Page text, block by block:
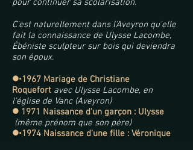
pour continuer sa scolarisation.
C'est naturellement dans l'Aveyron qu'elle
fait la connaissance de Ulysse Lacombe,
Ébéniste sculpteur sur bois qui deviendra
son époux.
l1967 Mariage de Christiane
Roquefort avec Ulysse Lacombe, en
l'église de Vanc (Aveyron)
l 1971 Naissance d'un garçon : Ulysse
(même prénom que son père)
l1974 Naissance d'une fille : Véronique